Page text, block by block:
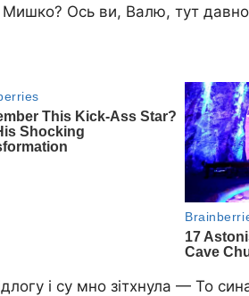
Ось ви, Валю, тут
і су мно зітхнула — То сина